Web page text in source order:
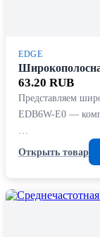
EDGE
63.20 RUB
Представляем
EDB6W-E0 —
Открыть товар